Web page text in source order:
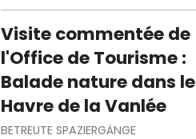
Visite commentée de
l'Office de Tourisme :
Balade nature dans le
Havre de la Vanlée
BETREUTE SPAZIERGÄNGE